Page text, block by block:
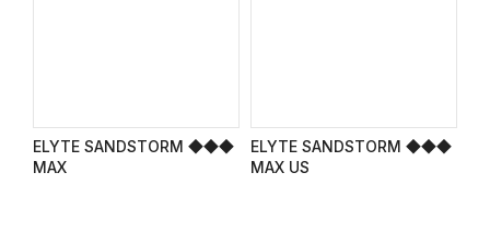
ELYTE SANDSTORM ◆◆◆
MAX
ELYTE SANDSTORM ◆◆◆
MAX US